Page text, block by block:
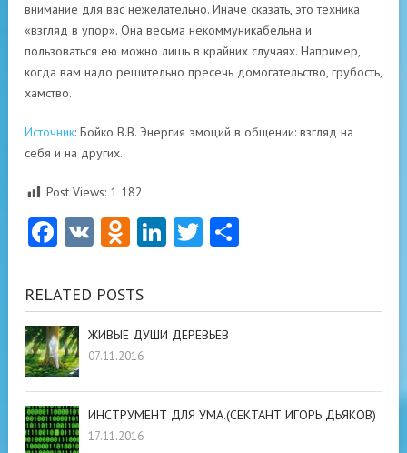
внимание для вас нежелательно. Иначе сказать, это техника
«взгляд в упор». Она весьма некоммуникабельна и
пользоваться ею можно лишь в крайних случаях. Например,
когда вам надо решительно пресечь домогательство, грубость,
хамство.
Источник: Бойко В.В. Энергия эмоций в общении: взгляд на
себя и на других.
Post Views: 1 182
Facebook
VK Odnoklassniki
LinkedIn
Twitter
RELATED POSTS
ЖИВЫЕ ДУШИ ДЕРЕВЬЕВ
07.11.2016
ИНСТРУМЕНТ ДЛЯ УМА.(СЕКТАНТ ИГОРЬ ДЬЯКОВ)
17.11.2016